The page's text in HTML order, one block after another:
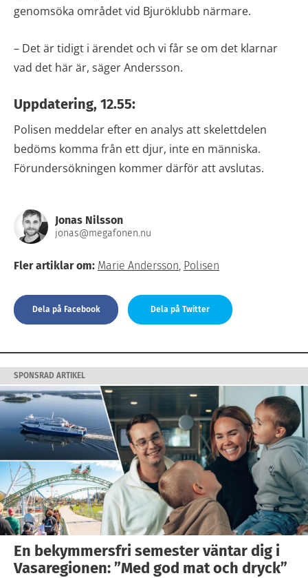
genomsöka området vid Bjuröklubb närmare.
– Det är tidigt i ärendet och vi får se om det klarnar
vad det här är, säger Andersson.
Uppdatering, 12.55:
Polisen meddelar efter en analys att skelettdelen
bedöms komma från ett djur, inte en människa.
Förundersökningen kommer därför att avslutas.
Jonas Nilsson
jonas@megafonen.nu
Fler artiklar om: Marie Andersson, Polisen
Dela på Facebook Dela på Twitter
SPONSRAD ARTIKEL
En bekymmersfri semester väntar dig i
Vasaregionen: ”Med god mat och dryck”